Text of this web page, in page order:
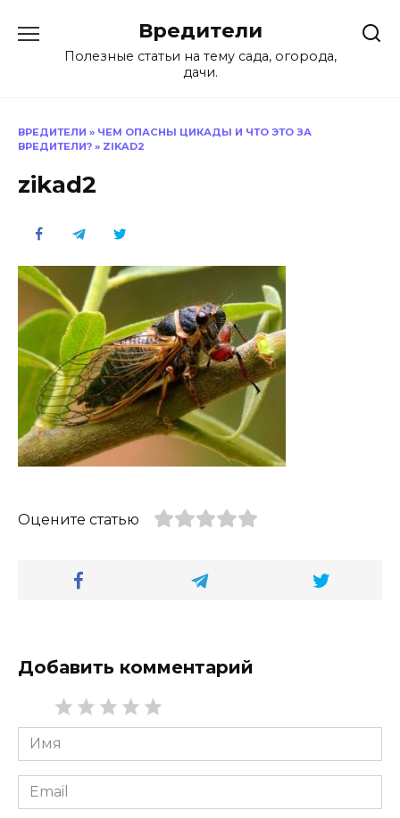
содержанию
Вредители
Полезные статьи на тему сада, огорода,
дачи.
ВРЕДИТЕЛИ » ЧЕМ ОПАСНЫ ЦИКАДЫ И ЧТО ЭТО ЗА
ВРЕДИТЕЛИ? » ZIKAD2
zikad2
Оцените статью
Добавить комментарий
Имя
*
Email
*